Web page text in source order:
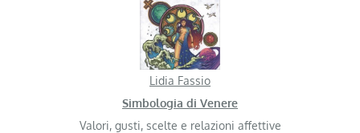
Lidia Fassio
Simbologia di Venere
Valori, gusti, scelte e relazioni affettive